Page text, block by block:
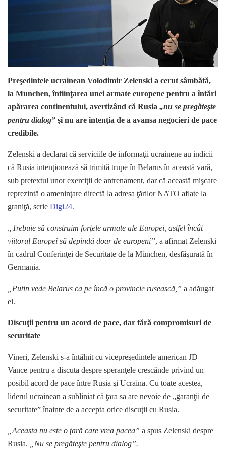
Preşedintele ucrainean Volodimir Zelenski a cerut sâmbătă,
la Munchen, înfiinţarea unei armate europene pentru a întări
apărarea continentului, avertizând că Rusia „nu se pregăteşte
pentru dialog” şi nu are intenţia de a avansa negocieri de pace
credibile.
Zelenski a declarat că serviciile de informaţii ucrainene au indicii
că Rusia intenţionează să trimită trupe în Belarus în această vară,
sub pretextul unor exerciţii de antrenament, dar că această mişcare
reprezintă o ameninţare directă la adresa ţărilor NATO aflate la
graniţă, scrie Digi24.
„Trebuie să construim forţele armate ale Europei, astfel încât
viitorul Europei să depindă doar de europeni”, a afirmat Zelenski
în cadrul Conferinţei de Securitate de la München, desfăşurată în
Germania.
„Putin vede Belarus ca pe încă o provincie rusească,” a adăugat
el.
Discuţii pentru un acord de pace, dar fără compromisuri de
securitate
Vineri, Zelenski s-a întâlnit cu vicepreşedintele american JD
Vance pentru a discuta despre speranţele crescânde privind un
posibil acord de pace între Rusia şi Ucraina. Cu toate acestea,
liderul ucrainean a subliniat că ţara sa are nevoie de „garanţii de
securitate” înainte de a accepta orice discuţii cu Rusia.
„Aceasta nu este o ţară care vrea pacea” a spus Zelenski despre
Rusia.
„Nu se pregăteşte pentru dialog”.